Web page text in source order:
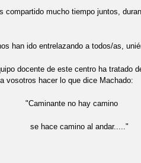
compartido mucho tiempo juntos,
han ido entrelazando a todos/as,
docente de este centro ha tratado
vosotros hacer lo que dice Machado:
hay camino
al andar....."